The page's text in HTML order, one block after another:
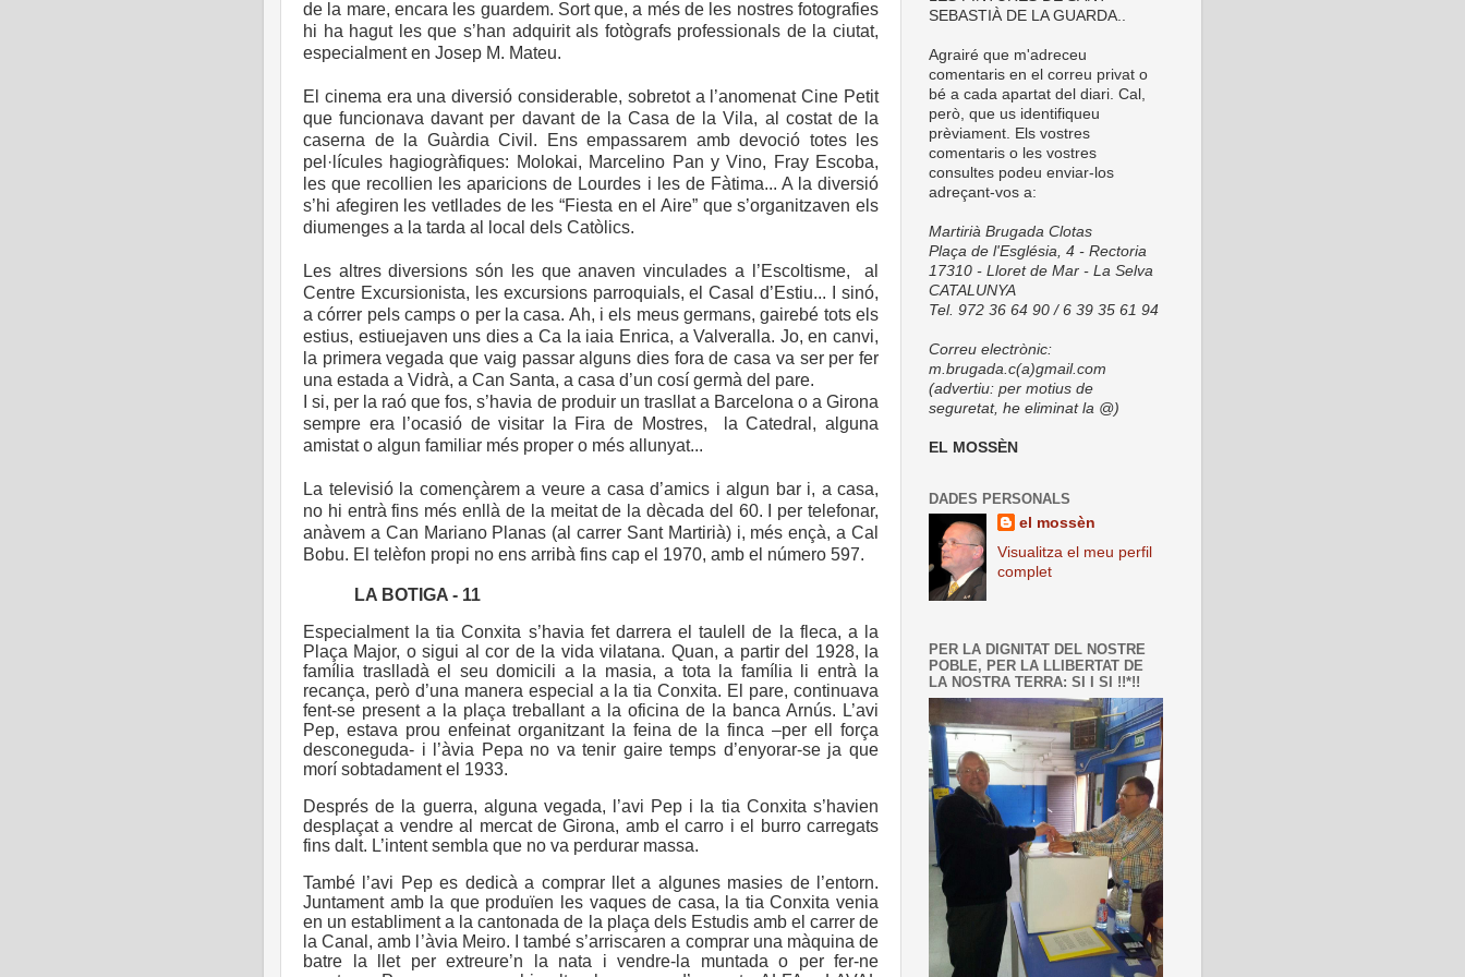
de la mare, encara les guardem. Sort que, a més de les nostres fotografies
hi ha hagut les que s’han adquirit als fotògrafs professionals de la ciutat,
especialment en Josep M. Mateu.
El cinema era una diversió considerable, sobretot a l’anomenat Cine Petit
que funcionava davant per davant de la Casa de la Vila, al costat de la
caserna de la Guàrdia Civil. Ens empassarem amb devoció totes les
pel·lícules hagiogràfiques: Molokai, Marcelino Pan y Vino, Fray Escoba,
les que recollien les aparicions de Lourdes i les de Fàtima... A la diversió
s’hi afegiren les vetllades de les “Fiesta en el Aire” que s’organitzaven els
diumenges a la tarda al local dels Catòlics.
Les altres diversions són les que anaven vinculades a l’Escoltisme, al
Centre Excursionista, les excursions parroquials, el Casal d’Estiu... I sinó,
a córrer pels camps o per la casa. Ah, i els meus germans, gairebé tots els
estius, estiuejaven uns dies a Ca la iaia Enrica, a Valveralla. Jo, en canvi,
la primera vegada que vaig passar alguns dies fora de casa va ser per fer
una estada a Vidrà, a Can Santa, a casa d’un cosí germà del pare.
I si, per la raó que fos, s’havia de produir un trasllat a Barcelona o a Girona
sempre era l’ocasió de visitar la Fira de Mostres, la Catedral, alguna
amistat o algun familiar més proper o més allunyat...
La televisió la començàrem a veure a casa d’amics i algun bar i, a casa,
no hi entrà fins més enllà de la meitat de la dècada del 60. I per telefonar,
anàvem a Can Mariano Planas (al carrer Sant Martirià) i, més ençà, a Cal
Bobu. El telèfon propi no ens arribà fins cap el 1970, amb el número 597.
LA BOTIGA - 11
Especialment la tia Conxita s’havia fet darrera el taulell de la fleca, a la
Plaça Major, o sigui al cor de la vida vilatana. Quan, a partir del 1928, la
família traslladà el seu domicili a la masia, a tota la família li entrà la
recança, però d’una manera especial a la tia Conxita. El pare, continuava
fent-se present a la plaça treballant a la oficina de la banca Arnús. L’avi
Pep, estava prou enfeinat organitzant la feina de la finca –per ell força
desconeguda- i l’àvia Pepa no va tenir gaire temps d’enyorar-se ja que
morí sobtadament el 1933.
Després de la guerra, alguna vegada, l’avi Pep i la tia Conxita s’havien
desplaçat a vendre al mercat de Girona, amb el carro i el burro carregats
fins dalt. L’intent sembla que no va perdurar massa.
També l’avi Pep es dedicà a comprar llet a algunes masies de l’entorn.
Juntament amb la que produïen les vaques de casa, la tia Conxita venia
en un establiment a la cantonada de la plaça dels Estudis amb el carrer de
la Canal, amb l’àvia Meiro. I també s’arriscaren a comprar una màquina de
batre la llet per extreure’n la nata i vendre-la muntada o per fer-ne
SEBASTIÀ DE LA GUARDA..
Agrairé que m'adreceu
comentaris en el correu privat o
bé a cada apartat del diari. Cal,
però, que us identifiqueu
prèviament. Els vostres
comentaris o les vostres
consultes podeu enviar-los
adreçant-vos a:
Martirià Brugada Clotas
Plaça de l'Església, 4 - Rectoria
17310 - Lloret de Mar - La Selva
CATALUNYA
Tel. 972 36 64 90 / 6 39 35 61 94
Correu electrònic:
m.brugada.c(a)gmail.com
(advertiu: per motius de
seguretat, he eliminat la @)
EL MOSSÈN
DADES PERSONALS
el mossèn
Visualitza el meu perfil
complet
PER LA DIGNITAT DEL NOSTRE
POBLE, PER LA LLIBERTAT DE
LA NOSTRA TERRA: SI I SI !!*!!